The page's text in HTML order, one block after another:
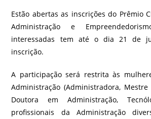
Estão abertas as inscrições do Prêmio
Administração e
interessadas tem até o dia 21 de
inscrição.
A participação será restrita às
Administração (Administradora,
Doutora em Administração,
profissionais da Administração